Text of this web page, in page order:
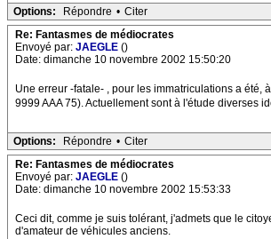
Options: Répondre • Citer
Re: Fantasmes de médiocrates
Envoyé par: JAEGLE ()
Date: dimanche 10 novembre 2002 15:50:20
Une erreur -fatale- , pour les immatriculations a été,
9999 AAA 75). Actuellement sont à l'étude diverses
Options: Répondre • Citer
Re: Fantasmes de médiocrates
Envoyé par: JAEGLE ()
Date: dimanche 10 novembre 2002 15:53:33
Ceci dit, comme je suis tolérant, j'admets que le
d'amateur de véhicules anciens.